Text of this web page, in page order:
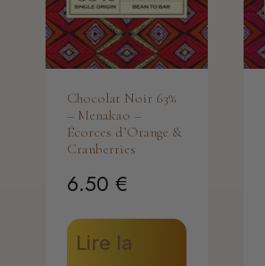
Chocolat Noir 63%
– Menakao –
Écorces d’Orange &
Cranberries
6.50 €
Lire la